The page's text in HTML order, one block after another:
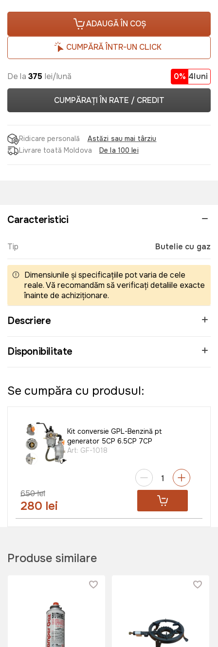
ADAUGĂ ÎN COȘ
CUMPĂRĂ ÎNTR-UN CLICK
De la 375 lei/lună 0% 4luni
CUMPĂRAȚI ÎN RATE / CREDIT
Ridicare personală
Astăzi sau mai târziu
Livrare toată Moldova
De la 100 lei
Caracteristici
Tip Butelie cu gaz
Dimensiunile și specificațiile pot varia de cele
reale. Vă recomandăm să verificați detaliile exacte
înainte de achiziționare.
Descriere
Disponibilitate
Se cumpăra cu produsul:
Kit conversie GPL-Benzină pt
generator 5CP 6.5CP 7CP
Art: GF-1018
650 lei
280 lei
Produse similare